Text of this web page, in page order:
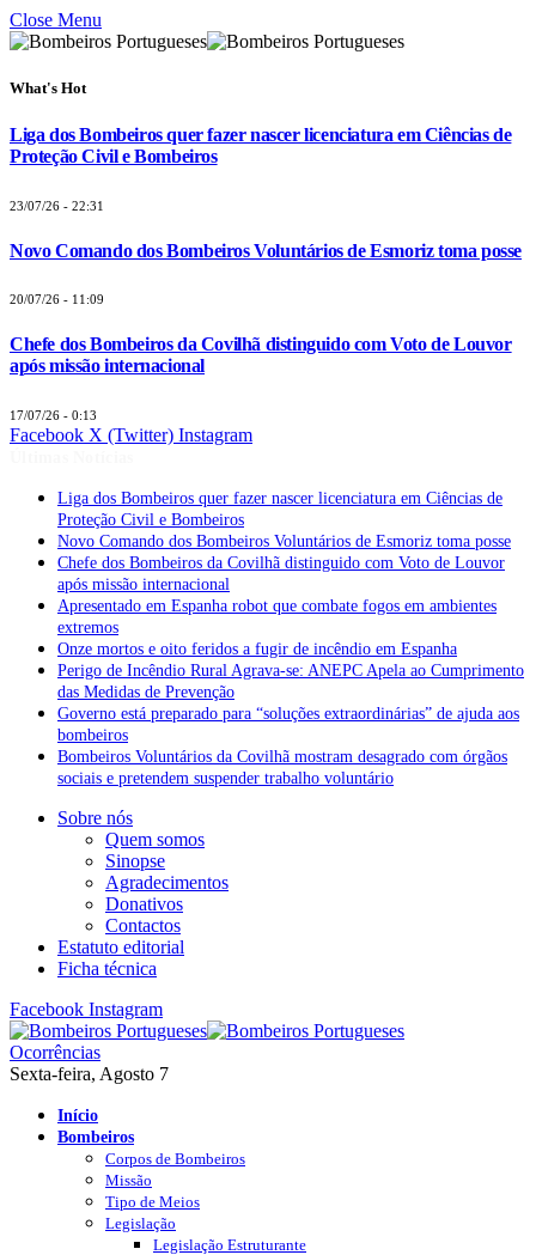
Close Menu
What's Hot
Liga dos Bombeiros quer fazer nascer licenciatura em Ciências de
Proteção Civil e Bombeiros
23/07/26 - 22:31
Novo Comando dos Bombeiros Voluntários de Esmoriz toma posse
20/07/26 - 11:09
Chefe dos Bombeiros da Covilhã distinguido com Voto de Louvor
após missão internacional
17/07/26 - 0:13
Facebook X (Twitter) Instagram
Liga dos Bombeiros quer fazer nascer licenciatura em Ciências de
Proteção Civil e Bombeiros
Novo Comando dos Bombeiros Voluntários de Esmoriz toma posse
Chefe dos Bombeiros da Covilhã distinguido com Voto de Louvor
após missão internacional
Apresentado em Espanha robot que combate fogos em ambientes
extremos
Onze mortos e oito feridos a fugir de incêndio em Espanha
Perigo de Incêndio Rural Agrava-se: ANEPC Apela ao Cumprimento
das Medidas de Prevenção
Governo está preparado para “soluções extraordinárias” de ajuda aos
bombeiros
Bombeiros Voluntários da Covilhã mostram desagrado com órgãos
sociais e pretendem suspender trabalho voluntário
Sobre nós
Quem somos
Sinopse
Agradecimentos
Donativos
Contactos
Estatuto editorial
Ficha técnica
Facebook Instagram
Ocorrências
Sexta-feira, Agosto 7
Início
Bombeiros
Corpos de Bombeiros
Missão
Tipo de Meios
Legislação
Legislação Estruturante